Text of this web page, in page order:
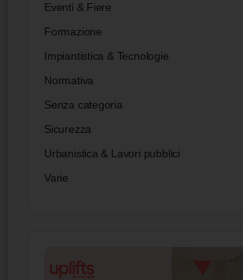
Eventi & Fiere
Formazione
Impiantistica & Tecnologie
Normativa
Senza categoria
Sicurezza
Urbanistica & Lavori pubblici
Varie